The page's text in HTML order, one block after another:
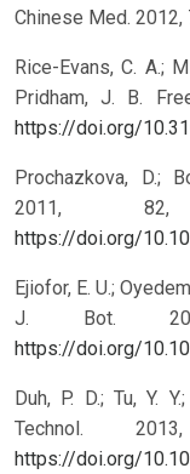
Chinese Med. 2012,
Rice-Evans, C. A.;
Pridham, J. B.
https://doi.org/
Prochazkova, D.;
2011,
https://doi.org/
Ejiofor, E. U.;
J. Bot.
https://doi.org/
Duh, P. D.; Tu, Y.
Technol.
https://doi.org/